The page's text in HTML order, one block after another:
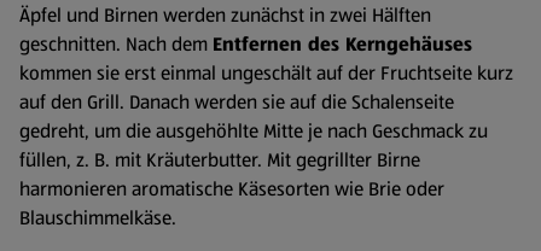
Äpfel und Birnen werden zunächst in zwei Hälften
geschnitten. Nach dem Entfernen des Kerngehäuses
kommen sie erst einmal ungeschält auf der Fruchtseite kurz
auf den Grill. Danach werden sie auf die Schalenseite
gedreht, um die ausgehöhlte Mitte je nach Geschmack zu
füllen, z. B. mit Kräuterbutter. Mit gegrillter Birne
harmonieren aromatische Käsesorten wie Brie oder
Blauschimmelkäse.